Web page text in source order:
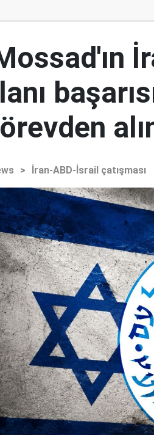
> İran-ABD-İsrail çatışması